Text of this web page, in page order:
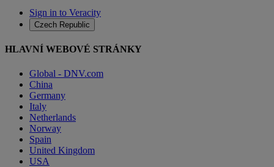
Sign in to Veracity
Czech Republic
HLAVNÍ WEBOVÉ STRÁNKY
Global - DNV.com
China
Germany
Italy
Netherlands
Norway
Spain
United Kingdom
USA